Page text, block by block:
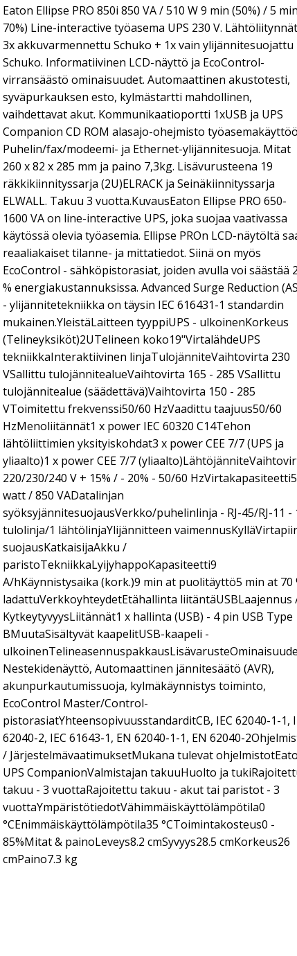
Eaton Ellipse PRO 850i 850 VA / 510 W 9 min (50%) / 5 min
70%) Line-interactive työasema UPS 230 V. Lähtöliitynnät
3x akkuvarmennettu Schuko + 1x vain ylijännitesuojattu
Schuko. Informatiivinen LCD-näyttö ja EcoControl-
virransäästö ominaisuudet. Automaattinen akustotesti,
syväpurkauksen esto, kylmästartti mahdollinen,
vaihdettavat akut. Kommunikaatioportti 1xUSB ja UPS
Companion CD ROM alasajo-ohejmisto
Puhelin/fax/modeemi- ja Ethernet-ylijännitesuoja. Mitat
260 x 82 x 285 mm ja paino 7,3kg. Lisävurusteena 19
räkkikiinnityssarja (2U)ELRACK ja Seinäkiinnityssarja
ELWALL. Takuu 3 vuotta.KuvausEaton Ellipse PRO 650-
1600 VA on line-interactive UPS, joka suojaa vaativassa
käytössä olevia työasemia. Ellipse PROn LCD-näytöltä
reaaliakaiset tilanne- ja mittatiedot. Siinä on myös
EcoControl - sähköpistorasiat, joiden avulla voi säästää
% energiakustannuksissa. Advanced Surge Reduction
- ylijännitetekniikka on täysin IEC 616431-1 standardin
mukainen.YleistäLaitteen tyyppiUPS - ulkoinenKorkeus
(Telineyksiköt)2UTelineen koko19"VirtalähdeUPS
tekniikkaInteraktiivinen linjaTulojänniteVaihtovirta 230
VSallittu tulojännitealueVaihtovirta 165 - 285 VSallittu
tulojännitealue (säädettävä)Vaihtovirta 150 - 285
VToimitettu frekvenssi50/60 HzVaadittu taajuus50/60
HzMenoliitännät1 x power IEC 60320 C14Tehon
lähtöliittimien yksityiskohdat3 x power CEE 7/7 (UPS ja
yliaalto)1 x power CEE 7/7
220/230/240 V + 15% / - 20% - 50/60
watt / 850 VADatalinjan
syöksyjännitesuojausVerkko/puhelinlinja - RJ-45/RJ-11 -
tulolinja/1 lähtölinjaYlijännitteen
suojausKatkaisijaAkku /
paristoTekniikkaLyijyhappoKapasiteetti9
A/hKäynnistysaika (kork.)9 min at puolitäyttö5 min at 70
ladattuVerkkoyhteydetEtähallinta liitäntäUSBLaajennus
KytkeytyvyysLiitännät1 x hallinta (USB) - 4 pin USB Type
BMuutaSisältyvät kaapelitUSB-kaapeli -
Nestekidenäyttö, Automaattinen jännitesäätö (AVR),
akunpurkautumissuoja, kylmäkäynnistys toiminto,
EcoControl Master/Control-
pistorasiatYhteensopivuusstandarditCB, IEC 62040-1-1,
62040-2, IEC 61643-1, EN 62040-1-1, EN 62040-
/ JärjestelmävaatimuksetMukana tulevat
UPS CompanionValmistajan takuuHuolto ja
takuu - 3 vuottaRajoitettu takuu - akut tai paristot - 3
vuottaYmpäristötiedotVähimmäiskäyttölämpötila0
°CEnimmäiskäyttölämpötila35 °CToimintakosteus0 -
85%Mitat & painoLeveys8.2 cmSyvyys28.5 cmKorkeus26
cmPaino7.3 kg